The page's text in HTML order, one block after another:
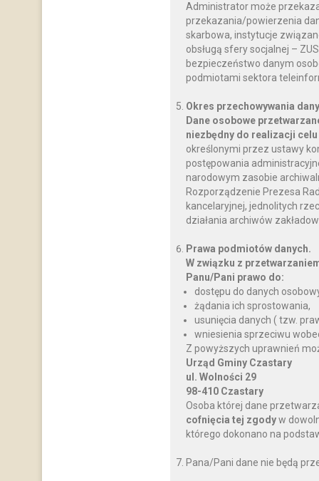
Administrator może
przekazania/powierzenia
skarbowa, instytucje
obsługą sfery socjalnej –
bezpieczeństwo danym
podmiotami sektora
Okres przechowywania
Dane osobowe
niezbędny do realizacji
określonymi przez ustawy
postępowania
narodowym zasobie
Rozporządzenie Prezesa
kancelaryjnej, jednolitych
działania archiwów
Prawa podmiotów danych.
W związku z
Panu/Pani prawo do:
dostępu do danych
żądania ich sprostowania,
usunięcia danych ( tzw.
wniesienia sprzeciwu
Z powyższych uprawnień
Urząd Gminy Czastary
ul. Wolności 29
98-410 Czastary
Osoba której dane
cofnięcia tej zgodyw
którego dokonano na
Pana/Pani dane nie będą